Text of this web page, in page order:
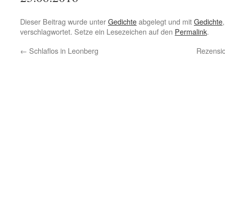
Dieser Beitrag wurde unterGedichteabgelegt und mitGedichte
verschlagwortet. Setze ein Lesezeichen auf den Permalink.
← Schlaflos in Leonberg